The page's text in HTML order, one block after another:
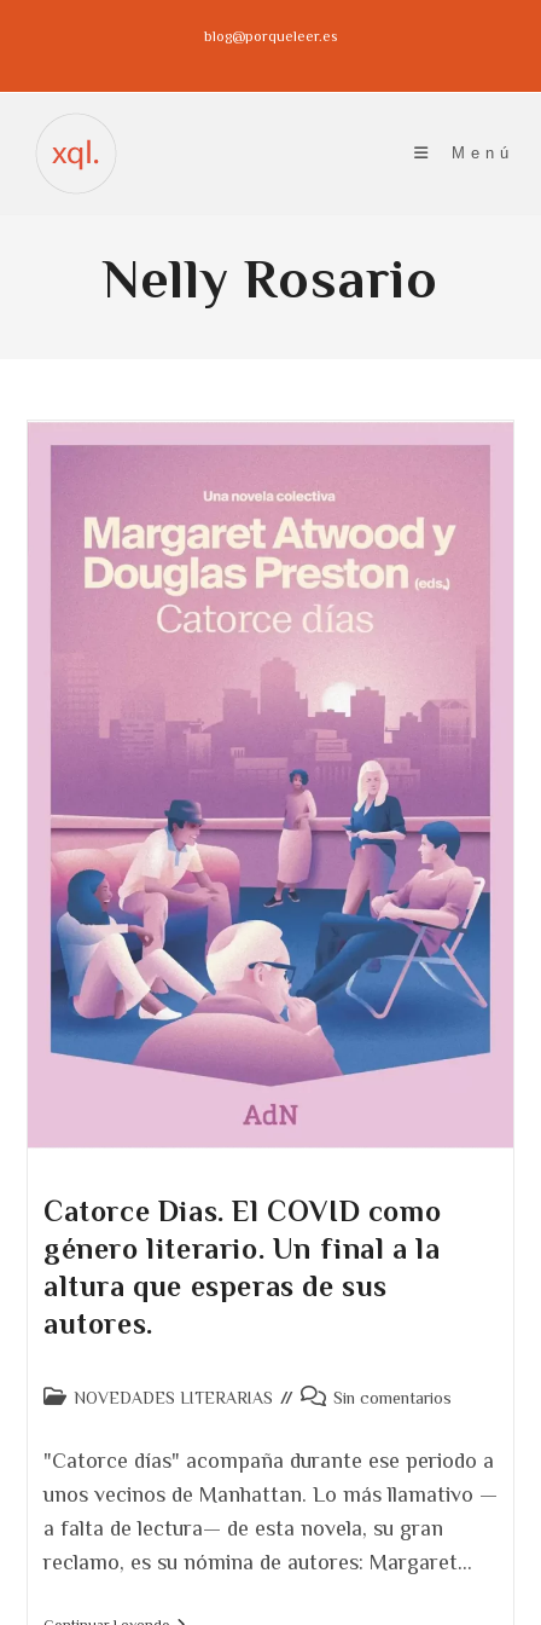
blog@porqueleer.es
Menú
Nelly Rosario
Catorce Dias. El COVID como
género literario. Un final a la
altura que esperas de sus
autores.
Categoría
entrada:
NOVEDADES LITERARIAS
Comentarios
entrada:
Sin comentarios
"Catorce días" acompaña durante ese periodo a
unos vecinos de Manhattan. Lo más llamativo —
a falta de lectura— de esta novela, su gran
reclamo, es su nómina de autores: Margaret…